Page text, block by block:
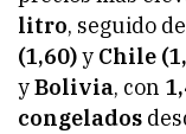
litro, seguido
(1,60)y Chile
yBolivia, con
congelados